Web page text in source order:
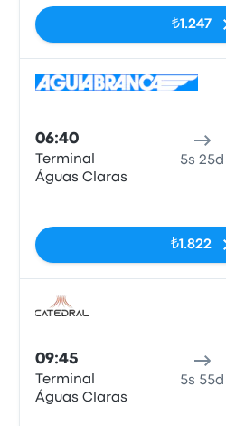
₺1.247
06:40
Terminal
Águas Claras
5s 25d
₺1.822
09:45
Terminal
Águas Claras
5s 55d